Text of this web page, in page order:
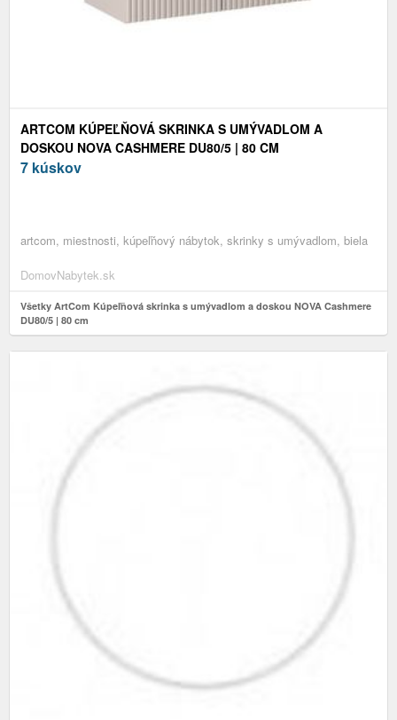
ARTCOM KÚPEĽŇOVÁ SKRINKA S UMÝVADLOM A
DOSKOU NOVA CASHMERE DU80/5 | 80 CM
7 kúskov
artcom, miestnosti, kúpeľňový nábytok, skrinky s umývadlom, biela
DomovNabytek.sk
Všetky ArtCom Kúpeľňová skrinka s umývadlom a doskou NOVA Cashmere
DU80/5 | 80 cm